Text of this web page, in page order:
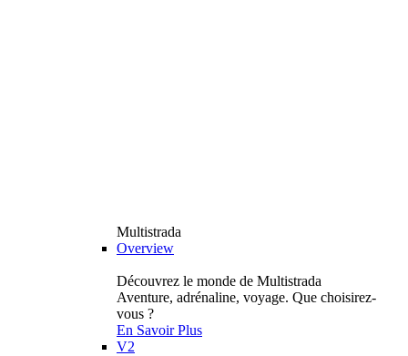
Multistrada
Overview
Découvrez le monde de Multistrada
Aventure, adrénaline, voyage. Que choisirez-
vous ?
En Savoir Plus
V2